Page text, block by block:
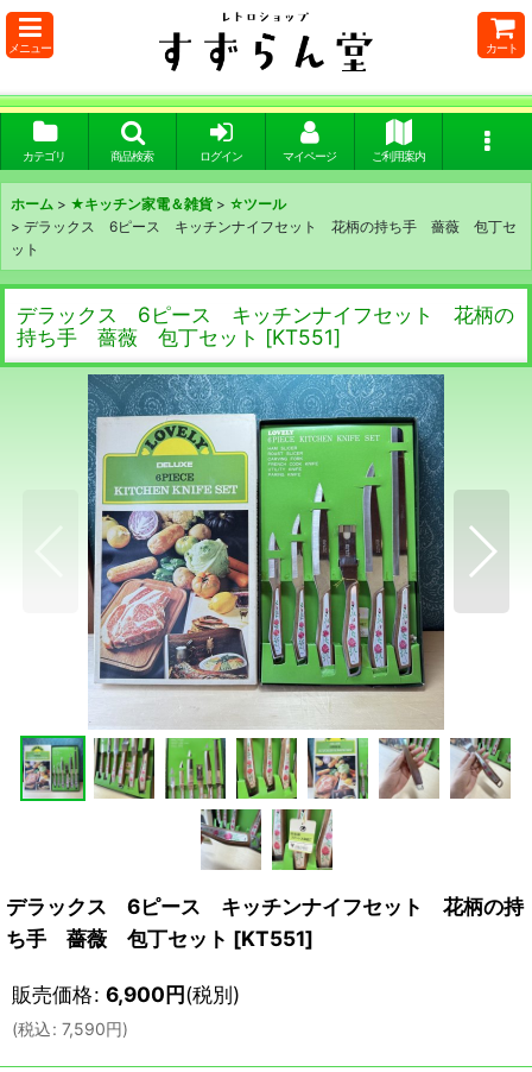
メニュー カート
カテゴリ 商品検索 ログイン マイページ ご利用案内
ホーム > ★キッチン家電＆雑貨 > ☆ツール
> デラックス 6ピース キッチンナイフセット 花柄の持ち手 薔薇 包丁セ
ット
デラックス 6ピース キッチンナイフセット 花柄の
持ち手 薔薇 包丁セット [KT551]
デラックス 6ピース キッチンナイフセット 花柄の持
ち手 薔薇 包丁セット [KT551]
販売価格: 6,900円(税別)
(税込: 7,590円)